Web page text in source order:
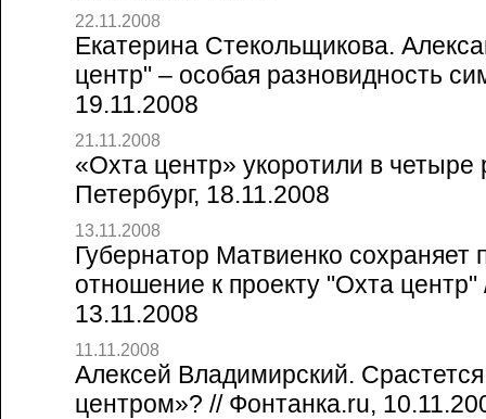
22.11.2008
Екатерина Стекольщикова.
центр" – особая разновидность
19.11.2008
21.11.2008
«Охта центр» укоротили в
Петербург, 18.11.2008
13.11.2008
Губернатор Матвиенко сохраняет
отношение к проекту "Охта
13.11.2008
11.11.2008
Алексей Владимирский.
центром»? // Фонтанка.ru,